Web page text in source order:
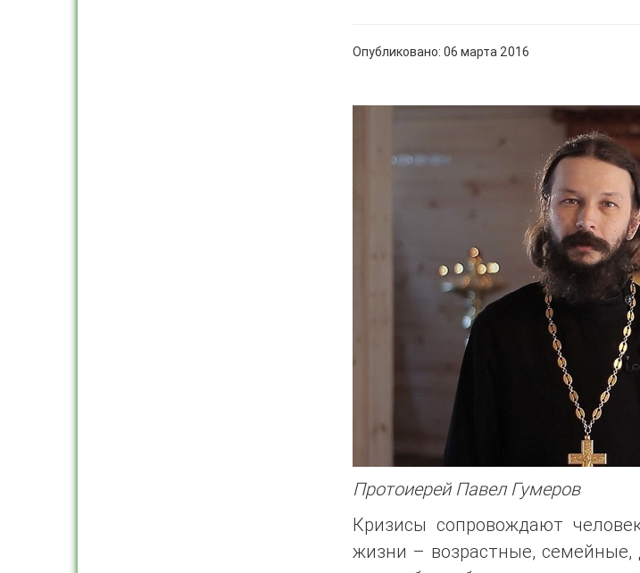
Опубликовано: 06 марта 2016
Протоиерей Павел Гумеров
Кризисы сопровождают
жизни – возрастные, семейные,